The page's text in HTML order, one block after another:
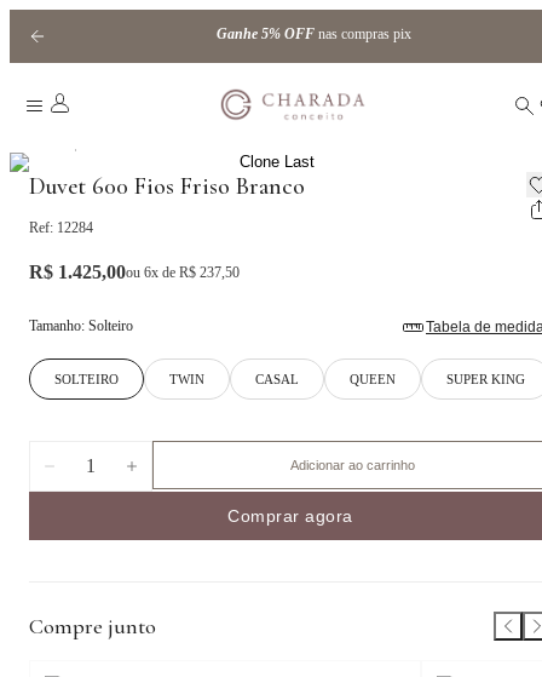
Ganhe 5% OFFnas compras pix
Duvet 600 Fios Friso Branco
Ref: 12284
R$ 1.425,00ou 6x de R$ 237,50
Tamanho: Solteiro Tabela de
SOLTEIRO TWIN CASAL QUEEN SUPER KING
1 Adicionar ao carrinho
Comprar agora
Compre junto